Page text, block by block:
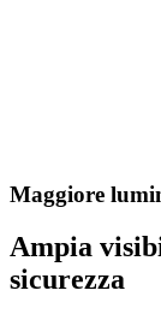
Maggiore
Ampia
sicurezza